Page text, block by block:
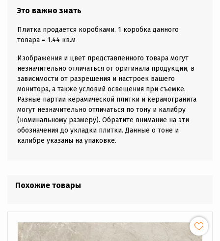
Это важно знать
Плитка продается коробками. 1 коробка данного
товара = 1.44 кв.м
Изображения и цвет представленного товара могут
незначительно отличаться от оригинала продукции, в
зависимости от разрешения и настроек вашего
монитора, а также условий освещения при съемке.
Разные партии керамической плитки и керамогранита
могут незначительно отличаться по тону и калибру
(номинальному размеру). Обратите внимание на эти
обозначения до укладки плитки. Данные о тоне и
калибре указаны на упаковке.
Похожие товары